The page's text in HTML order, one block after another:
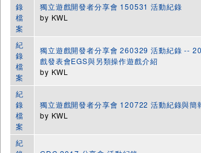
錄
檔
案
獨立遊戲開發者分享會 150531 活動紀錄
by KWL
紀
錄
檔
案
獨立遊戲開發者分享會 260329 活動紀錄 --
戲發表會EGS與另類操作遊戲介紹
by KWL
紀
錄
檔
案
獨立遊戲開發者分享會 120722 活動紀錄與簡
by KWL
紀